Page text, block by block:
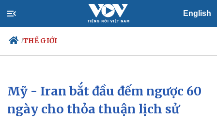
English
/THẾ GIỚI
Chính trị
Đảng
Tổ chức nhân sự
Xã hội
Tin 24h
Dự báo thời tiết
Mỹ - Iran bắt đầu đếm ngược 60
ngày cho thỏa thuận lịch sử